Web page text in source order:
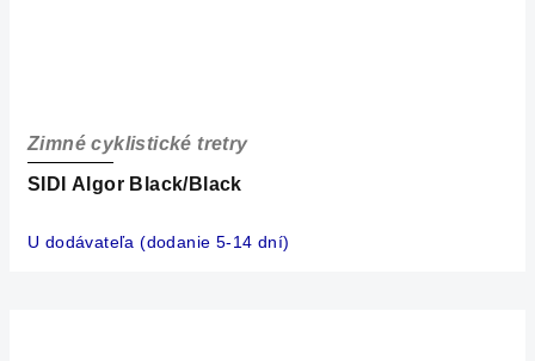
SIDI Algor Black/Black
Zimné cyklistické tretry
U dodávateľa (dodanie 5-14 dní)